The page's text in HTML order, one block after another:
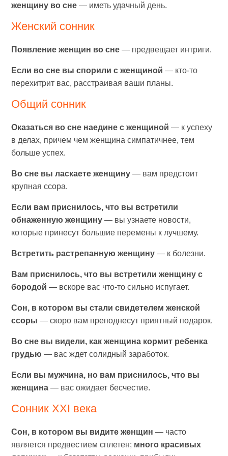
женщину во сне — иметь удачный день.
Женский сонник
Появление женщин во сне — предвещает интриги.
Если во сне вы спорили с женщиной — кто-то
перехитрит вас, расстраивая ваши планы.
Общий сонник
Оказаться во сне наедине с женщиной — к успеху
в делах, причем чем женщина симпатичнее, тем
больше успех.
Во сне вы ласкаете женщину — вам предстоит
крупная ссора.
Если вам приснилось, что вы встретили
обнаженную женщину — вы узнаете новости,
которые принесут большие перемены к лучшему.
Встретить растрепанную женщину — к болезни.
Вам приснилось, что вы встретили женщину с
бородой — вскоре вас что-то сильно испугает.
Сон, в котором вы стали свидетелем женской
ссоры — скоро вам преподнесут приятный подарок.
Во сне вы видели, как женщина кормит ребенка
грудью — вас ждет солидный заработок.
Если вы мужчина, но вам приснилось, что вы
женщина — вас ожидает бесчестие.
Сонник XXI века
Сон, в котором вы видите женщин — часто
является предвестием сплетен; много красивых